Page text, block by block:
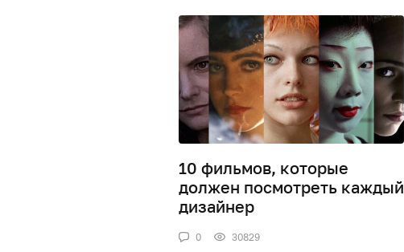
10 фильмов, которые
должен посмотреть каждый
дизайнер
0 30829